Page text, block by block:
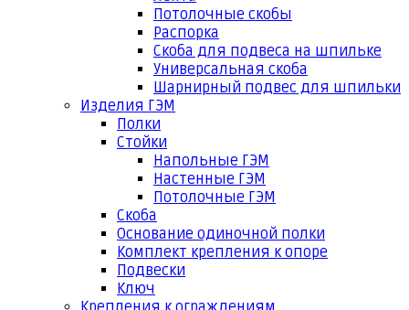
Потолочные скобы
Распорка
Скоба для подвеса на шпильке
Универсальная скоба
Шарнирный подвес для шпильки
Изделия ГЭМ
Полки
Стойки
Напольные ГЭМ
Настенные ГЭМ
Потолочные ГЭМ
Скоба
Основание одиночной полки
Комплект крепления к опоре
Подвески
Ключ